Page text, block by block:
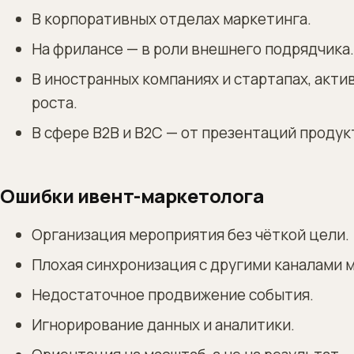
В корпоративных отделах маркетинга.
На фрилансе — в роли внешнего подрядчика.
В иностранных компаниях и стартапах,
роста.
В сфере B2B и B2C — от презентаций
Ошибки ивент-маркетолога
Организация мероприятия без чёткой цели.
Плохая синхронизация с другими каналами
Недостаточное продвижение события.
Игнорирование данных и аналитики.